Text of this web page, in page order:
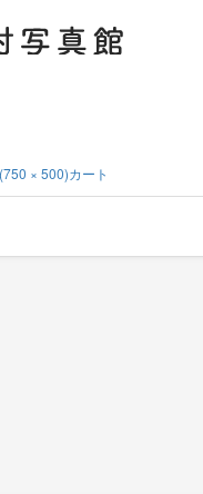
× 500)カート